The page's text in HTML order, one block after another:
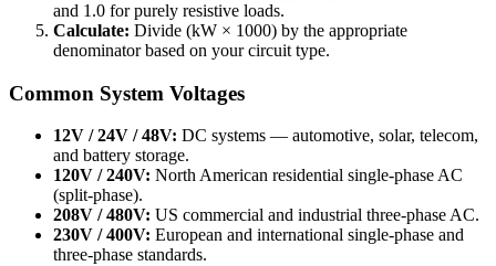
and 1.0 for purely resistive loads.
Calculate: Divide (kW × 1000) by the appropriate
denominator based on your circuit type.
Common System Voltages
12V / 24V / 48V: DC systems — automotive, solar, telecom,
and battery storage.
120V / 240V: North American residential single-phase AC
(split-phase).
208V / 480V: US commercial and industrial three-phase AC.
230V / 400V: European and international single-phase and
three-phase standards.